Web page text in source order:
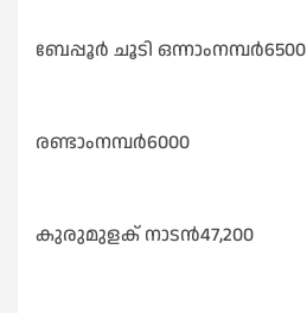
ബേപ്പൂർ ചൂടി ഒന്നാംനമ്പർ6500
രണ്ടാംനമ്പർ6000
കുരുമുളക് നാടൻ47,200